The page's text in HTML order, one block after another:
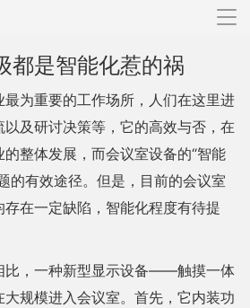
导
都是智能化惹的祸
为重要的工作场所，人们在这里进
及研讨决策等，它的高效与否，在
整体发展，而会议室设备的“智能
的有效途径。但是，目前的会议室
在一定缺陷，智能化程度有待提
比，一种新型显示设备——触摸一体
规模进入会议室。首先，它内装功